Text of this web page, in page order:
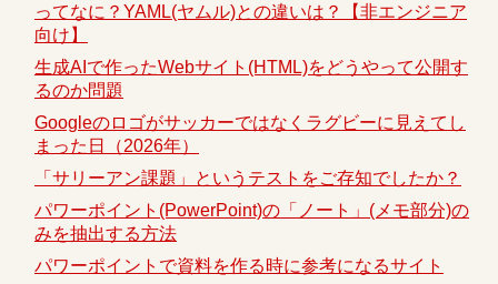
ってなに？YAML(ヤムル)との違いは？【非エンジニア
向け】
生成AIで作ったWebサイト(HTML)をどうやって公開す
るのか問題
Googleのロゴがサッカーではなくラグビーに見えてし
まった日（2026年）
「サリーアン課題」というテストをご存知でしたか？
パワーポイント(PowerPoint)の「ノート」(メモ部分)の
みを抽出する方法
パワーポイントで資料を作る時に参考になるサイト